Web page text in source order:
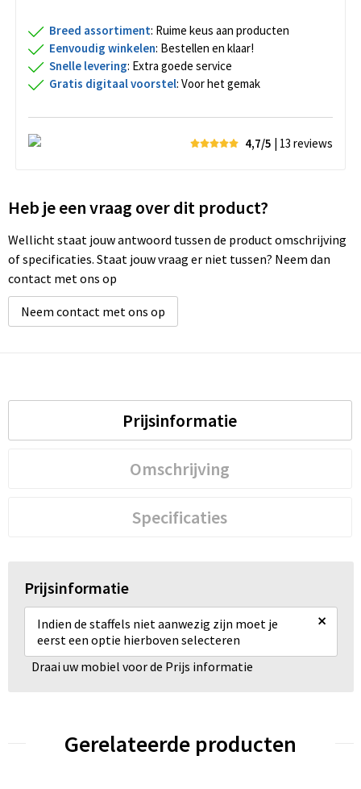
Breed assortiment: Ruime keus aan producten
Eenvoudig winkelen: Bestellen en klaar!
Snelle levering: Extra goede service
Gratis digitaal voorstel: Voor het gemak
4,7/5 | 13 reviews
Heb je een vraag over dit product?
Wellicht staat jouw antwoord tussen de product omschrijving
of specificaties. Staat jouw vraag er niet tussen? Neem dan
contact met ons op
Neem contact met ons op
Prijsinformatie
Omschrijving
Specificaties
Prijsinformatie
Indien de staffels niet aanwezig zijn moet je
eerst een optie hierboven selecteren
×
Draai uw mobiel voor de Prijs informatie
Gerelateerde producten